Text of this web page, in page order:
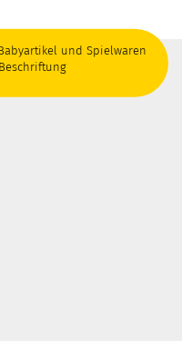
und Spielwaren